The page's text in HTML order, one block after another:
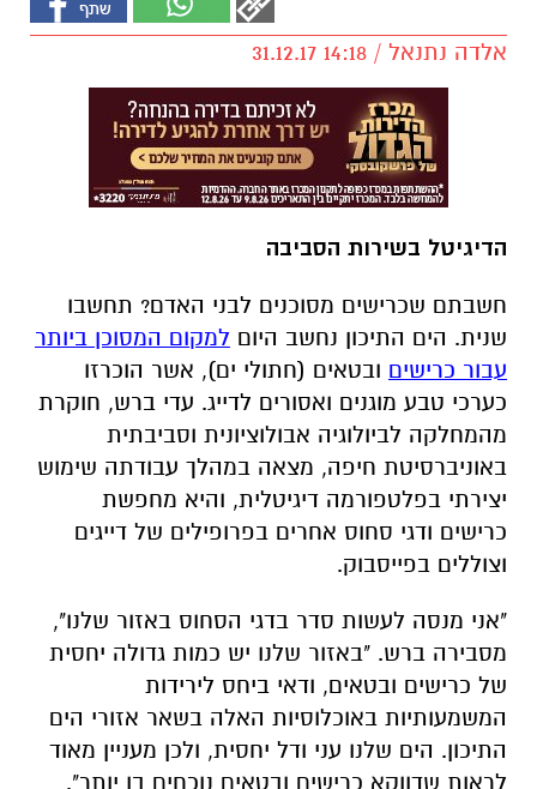
אלדה נתנאל / 14:18 31.12.17
הדיגיטל בשירות הסביבה
חשבתם שכרישים מסוכנים לבני האדם? תחשבו
שנית. הים התיכון נחשב היום למקום המסוכן ביותר
עבור כרישים ובטאים (חתולי ים), אשר הוכרזו
כערכי טבע מוגנים ואסורים לדייג. עדי ברש, חוקרת
מהמחלקה לביולוגיה אבולוציונית וסביבתית
באוניברסיטת חיפה, מצאה במהלך עבודתה שימוש
יצירתי בפלטפורמה דיגיטלית, והיא מחפשת
כרישים ודגי סחוס אחרים בפרופילים של דייגים
וצוללים בפייסבוק.
"אני מנסה לעשות סדר בדגי הסחוס באזור שלנו",
מסבירה ברש. "באזור שלנו יש כמות גדולה יחסית
של כרישים ובטאים, ודאי ביחס לירידות
המשמעותיות באוכלוסיות האלה בשאר אזורי הים
התיכון. הים שלנו עני ודל יחסית, ולכן מעניין מאוד
לראות שדווקא כרישים ובטאים נוכחים בו יותר".